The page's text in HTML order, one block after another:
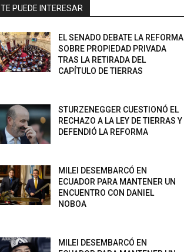
TE PUEDE INTERESAR
EL SENADO DEBATE LA REFORMA
SOBRE PROPIEDAD PRIVADA
TRAS LA RETIRADA DEL
CAPÍTULO DE TIERRAS
STURZENEGGER CUESTIONÓ EL
RECHAZO A LA LEY DE TIERRAS Y
DEFENDIÓ LA REFORMA
MILEI DESEMBARCÓ EN
ECUADOR PARA MANTENER UN
ENCUENTRO CON DANIEL
NOBOA
MILEI DESEMBARCÓ EN